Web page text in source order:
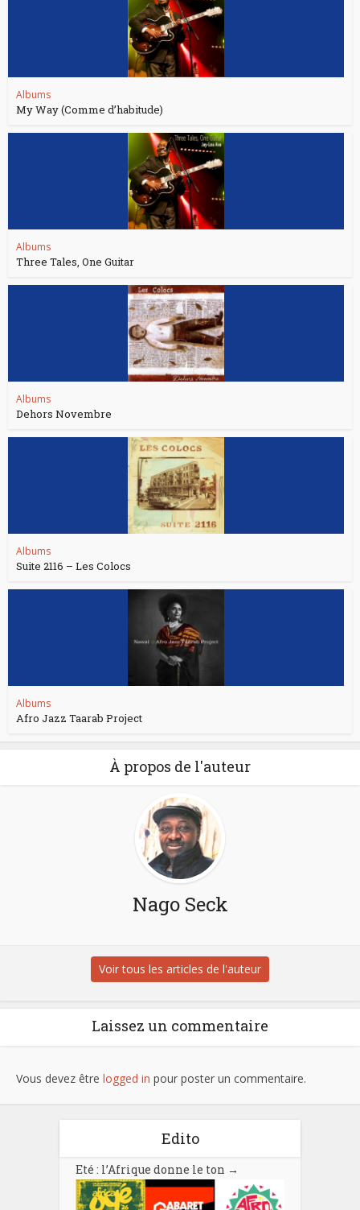
Albums
My Way (Comme d’habitude)
Albums
Three Tales, One Guitar
Albums
Dehors Novembre
Albums
Suite 2116 – Les Colocs
Albums
Afro Jazz Taarab Project
À propos de l'auteur
Nago Seck
Voir tous les articles de l'auteur
Laissez un commentaire
Vous devez être logged in pour poster un commentaire.
Edito
Eté : l’Afrique donne le ton →